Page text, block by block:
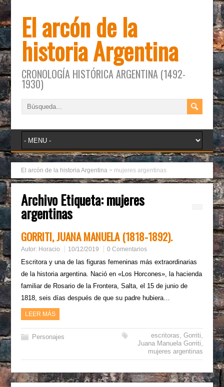
El arcón de la
historia Argentina
CRONOLOGÍA HISTÓRICA ARGENTINA (1492-
1930)
El arcón de la historia Argentina > mujeres argentinas
Archivo Etiqueta:mujeres
argentinas
GORRITI, JUANA MANUELA (1818-1892).
Autor: Horacio 10/12/2019 0 Comentarios
Escritora y una de las figuras femeninas más extraordinarias
de la historia argentina. Nació en «Los Horcones», la hacienda
familiar de Rosario de la Frontera, Salta, el 15 de junio de
1818, seis días después de que su padre hubiera…
LEER MÁS
Personajes escritoras, Gorriti,
Juana Manuela Gorriti,
mujeres argentinas